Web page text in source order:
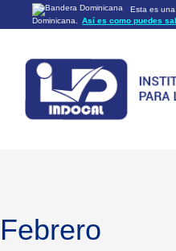
Esta es
Dominicana.
Así es como puedes
Los sitios web oficiales
Los sitios web oficiales
HTTPS
Un candado (🔒) o
https://
sitio seguro dentro de
confidencial sólo en los
Febrero